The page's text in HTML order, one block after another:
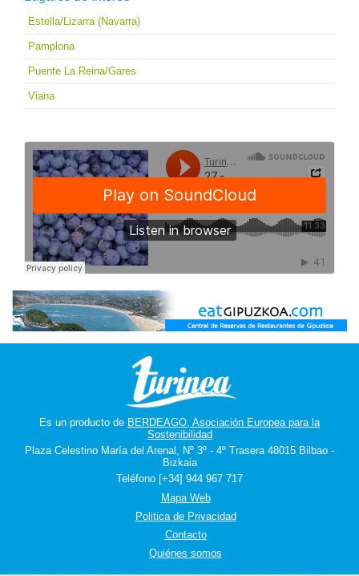
Estella/Lizarra (Navarra)
Pamplona
Puente La Reina/Gares
Viana
Es un producto de BERDEAGO, Asociación Europea para la
Sostenibilidad
Plaza Celestino María del Arenal, Nº 3º - 4º Trasera 48015 Bilbao -
Bizkaia
Teléfono [+34] 944 967 717
Mapa Web
Politica de Privacidad
Contacto
Quiénes somos